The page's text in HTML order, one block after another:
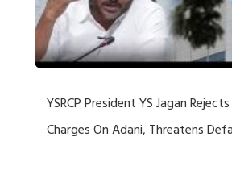
YSRCP President YS Jagan
Charges On Adani, Threatens